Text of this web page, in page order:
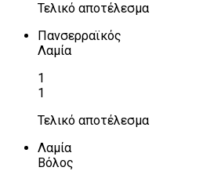
Τελικό αποτέλεσμα
Πανσερραϊκός
Λαμία
1
1
Τελικό αποτέλεσμα
Λαμία
Βόλος